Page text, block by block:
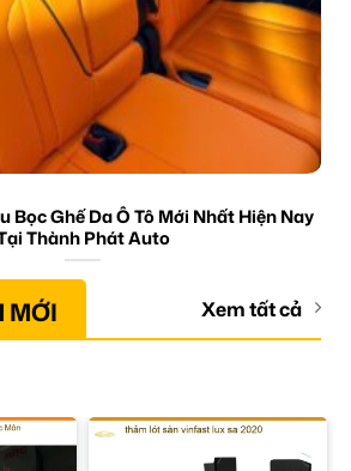
Bọc Ghế Da Ô Tô Mới Nhất Hiện Nay
Thành Phát Auto
MỚI Xem tất cả